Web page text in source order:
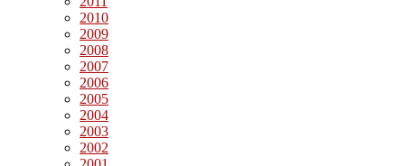
2010
2009
2008
2007
2006
2005
2004
2003
2002